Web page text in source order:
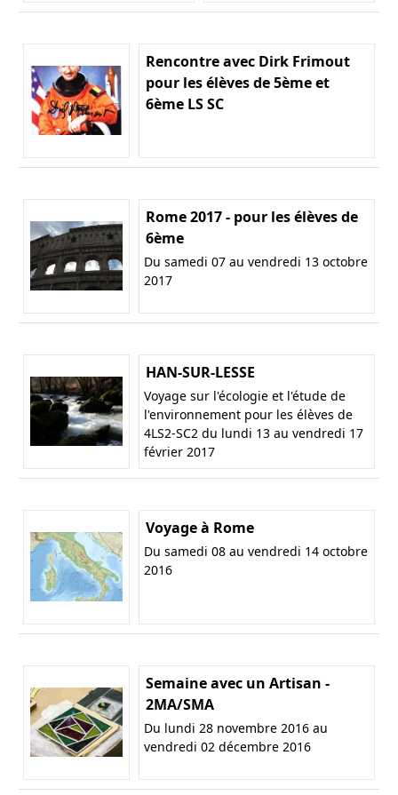
Rencontre avec Dirk Frimout
pour les élèves de 5ème et
6ème LS SC
Rome 2017 - pour les élèves de
6ème
Du samedi 07 au vendredi 13 octobre
2017
HAN-SUR-LESSE
Voyage sur l'écologie et l'étude de
l'environnement pour les élèves de
4LS2-SC2 du lundi 13 au vendredi 17
février 2017
Voyage à Rome
Du samedi 08 au vendredi 14 octobre
2016
Semaine avec un Artisan -
2MA/SMA
Du lundi 28 novembre 2016 au
vendredi 02 décembre 2016